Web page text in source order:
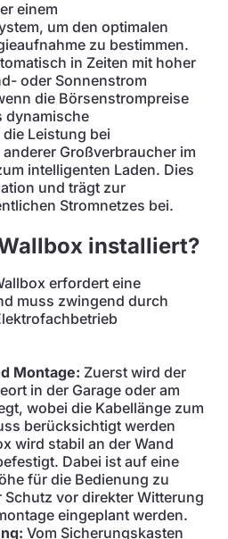
einem
um den optimalen
zu bestimmen.
in Zeiten mit hoher
oder Sonnenstrom
die Börsenstrompreise
dynamische
Leistung bei
Großverbraucher im
intelligenten Laden. Dies
und trägt zur
Stromnetzes bei.
installiert?
erfordert eine
muss zwingend durch
Montage: Zuerst wird der
in der Garage oder am
wobei die Kabellänge zum
berücksichtigt werden
wird stabil an der Wand
Dabei ist auf eine
für die Bedienung zu
Schutz vor direkter Witterung
eingeplant werden.
Vom Sicherungskasten